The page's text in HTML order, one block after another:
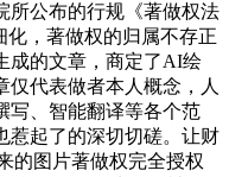
所公布的行规《著做权法
化，著做权的归属不存正
成的文章，商定了AI绘
仅代表做者本人概念，人
写、智能翻译等各个范
惹起了的深切切磋。让财
的图片著做权完全授权